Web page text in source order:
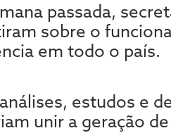
passada,
sobre o
em todo o país.
estudos e
unir a geração